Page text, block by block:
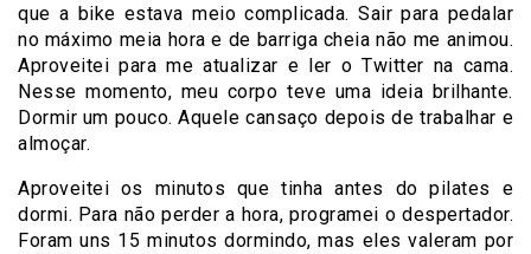
que a bike estava meio complicada. Sair para pedalar
no máximo meia hora e de barriga cheia não me animou.
Aproveitei para me atualizar e ler o Twitter na cama.
Nesse momento, meu corpo teve uma ideia brilhante.
Dormir um pouco. Aquele cansaço depois de trabalhar e
almoçar.
Aproveitei os minutos que tinha antes do pilates e
dormi. Para não perder a hora, programei o despertador.
Foram uns 15 minutos dormindo, mas eles valeram por